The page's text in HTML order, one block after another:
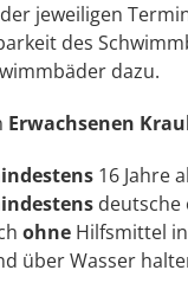
jeweiligen
des
dazu.
Erwachsenen
16 Jahre
deutsche
ohne Hilfsmittel
über Wasser